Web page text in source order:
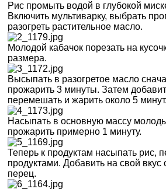
Рис промыть водой в глубокой
Включить мультиварку, выбрать
разогреть растительное масло.
Молодой кабачок порезать на
размера.
Высыпать в разогретое масло
прожарить 3 минуты. Затем
перемешать и жарить около 5 минут.
Насыпать в основную массу
прожарить примерно 1 минуту.
Теперь к продуктам насыпать рис,
продуктами. Добавить на свой вкус
перец.